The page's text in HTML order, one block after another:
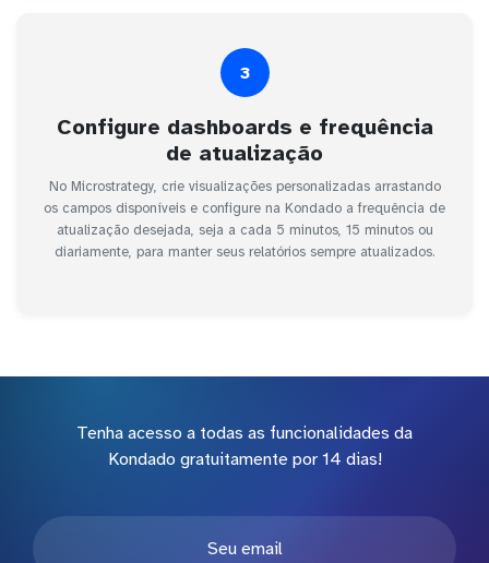
3
Configure dashboards e frequência
de atualização
No Microstrategy, crie visualizações personalizadas arrastando
os campos disponíveis e configure na Kondado a frequência de
atualização desejada, seja a cada 5 minutos, 15 minutos ou
diariamente, para manter seus relatórios sempre atualizados.
Tenha acesso a todas as funcionalidades da
Kondado gratuitamente por 14 dias!